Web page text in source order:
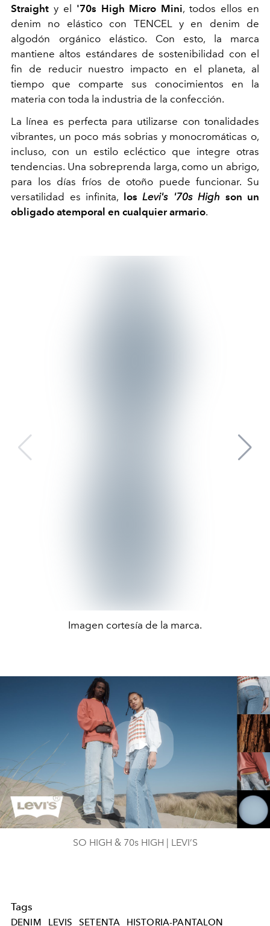
Straight y el '70s High Micro Mini, todos ellos en
denim no elástico con TENCEL y en denim de
algodón orgánico elástico. Con esto, la marca
mantiene altos estándares de sostenibilidad con el
fin de reducir nuestro impacto en el planeta, al
tiempo que comparte sus conocimientos en la
materia con toda la industria de la confección.
La línea es perfecta para utilizarse con tonalidades
vibrantes, un poco más sobrias y monocromáticas o,
incluso, con un estilo ecléctico que integre otras
tendencias. Una sobreprenda larga, como un abrigo,
para los días fríos de otoño puede funcionar. Su
versatilidad es infinita, los Levi's '70s High son un
obligado atemporal en cualquier armario.
Imagen cortesía de la marca.
Play
Video
SO HIGH & 70s HIGH | LEVI’S
Tags
DENIM LEVIS SETENTA HISTORIA-PANTALON